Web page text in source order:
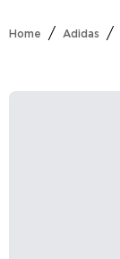
Home / Adidas /